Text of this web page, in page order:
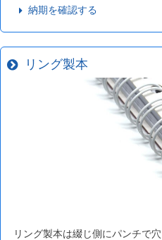
納期を確認する
リング製本
リング製本は綴じ側にパンチで